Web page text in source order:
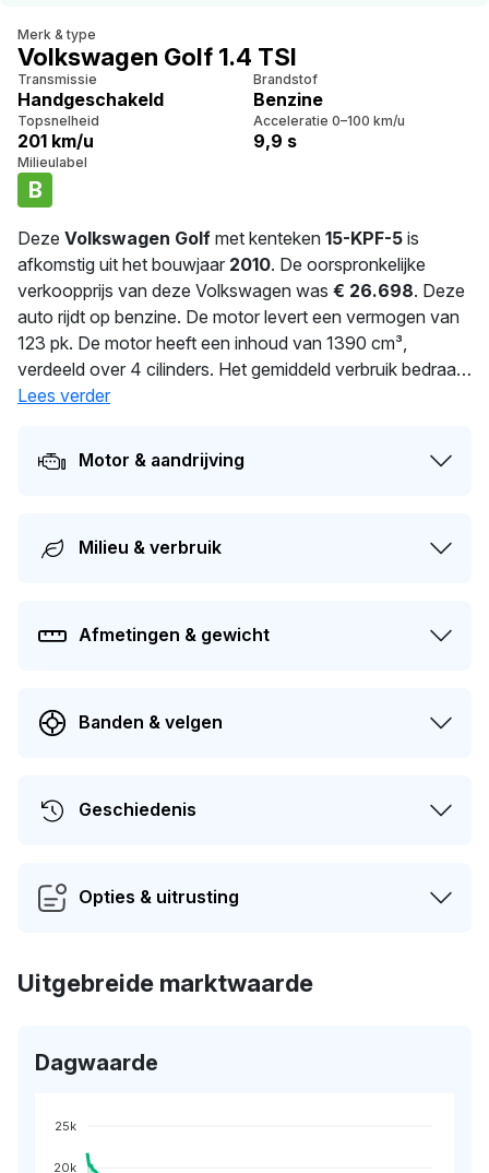
Merk & type
Volkswagen Golf 1.4 TSI
Transmissie
Handgeschakeld
Brandstof
Benzine
Topsnelheid
201 km/u
Acceleratie 0–100 km/u
9,9 s
Milieulabel
B
Deze Volkswagen Golf met kenteken 15-KPF-5 is
afkomstig uit het bouwjaar 2010. De oorspronkelijke
verkoopprijs van deze Volkswagen was € 26.698. Deze
auto rijdt op benzine. De motor levert een vermogen van
123 pk. De motor heeft een inhoud van 1390 cm³,
verdeeld over 4 cilinders. Het gemiddeld verbruik bedraagt
6.2 liter per 100 km. Dit model heeft een gewicht van
de huidige eigenaar. De APK is geldig tot 01-05-2027. Dit
voertuig heeft 1 eigenaren gehad in het verleden. Dit
Lees verder
Motor & aandrijving
Milieu & verbruik
Afmetingen & gewicht
Banden & velgen
Geschiedenis
Opties & uitrusting
Uitgebreide marktwaarde
Dagwaarde
25k
20k